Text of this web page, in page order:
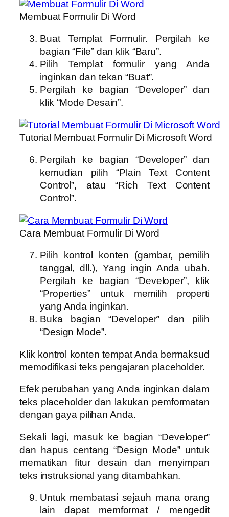
Membuat Formulir Di Word
Buat Templat Formulir. Pergilah ke
bagian “File” dan klik “Baru”.
Pilih Templat formulir yang Anda
inginkan dan tekan “Buat”.
Pergilah ke bagian “Developer” dan
klik “Mode Desain”.
Tutorial Membuat Formulir Di Microsoft Word
Pergilah ke bagian “Developer” dan
kemudian pilih “Plain Text Content
Control”, atau “Rich Text Content
Control”.
Cara Membuat Formulir Di Word
Pilih kontrol konten (gambar, pemilih
tanggal, dll.), Yang ingin Anda ubah.
Pergilah ke bagian “Developer”, klik
“Properties” untuk memilih properti
yang Anda inginkan.
Buka bagian “Developer” dan pilih
“Design Mode”.
Klik kontrol konten tempat Anda bermaksud
memodifikasi teks pengajaran placeholder.
Efek perubahan yang Anda inginkan dalam
teks placeholder dan lakukan pemformatan
dengan gaya pilihan Anda.
Sekali lagi, masuk ke bagian “Developer”
dan hapus centang “Design Mode” untuk
mematikan fitur desain dan menyimpan
teks instruksional yang ditambahkan.
Untuk membatasi sejauh mana orang
lain dapat memformat / mengedit